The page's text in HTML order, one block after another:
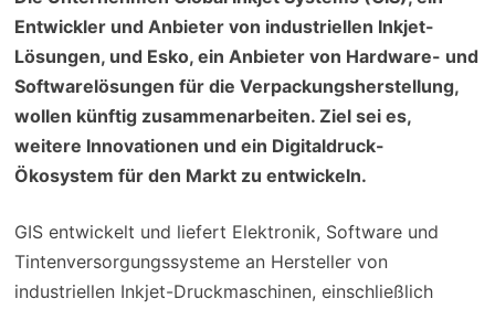
Entwickler und Anbieter von industriellen Inkjet-
Lösungen, und Esko, ein Anbieter von Hardware- und
Softwarelösungen für die Verpackungsherstellung,
wollen künftig zusammenarbeiten. Ziel sei es,
weitere Innovationen und ein Digitaldruck-
Ökosystem für den Markt zu entwickeln.
GIS entwickelt und liefert Elektronik, Software und
Tintenversorgungssysteme an Hersteller von
industriellen Inkjet-Druckmaschinen, einschließlich